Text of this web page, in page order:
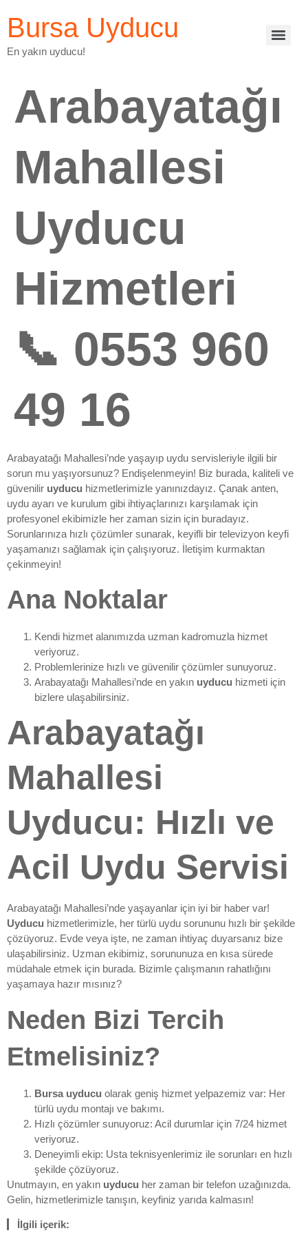
Bursa Uyducu
En yakın uyducu!
Arabayatağı
Mahallesi
Uyducu
Hizmetleri
📞 0553 960
49 16
Arabayatağı Mahallesi’nde yaşayıp uydu servisleriyle ilgili bir
sorun mu yaşıyorsunuz? Endişelenmeyin! Biz burada, kaliteli ve
güvenilir uyducu hizmetlerimizle yanınızdayız. Çanak anten,
uydu ayarı ve kurulum gibi ihtiyaçlarınızı karşılamak için
profesyonel ekibimizle her zaman sizin için buradayız.
Sorunlarınıza hızlı çözümler sunarak, keyifli bir televizyon keyfi
yaşamanızı sağlamak için çalışıyoruz. İletişim kurmaktan
çekinmeyin!
Ana Noktalar
Kendi hizmet alanımızda uzman kadromuzla hizmet
veriyoruz.
Problemlerinize hızlı ve güvenilir çözümler sunuyoruz.
Arabayatağı Mahallesi’nde en yakın uyducu hizmeti için
bizlere ulaşabilirsiniz.
Arabayatağı
Mahallesi
Uyducu: Hızlı ve
Acil Uydu Servisi
Arabayatağı Mahallesi’nde yaşayanlar için iyi bir haber var!
Uyducu hizmetlerimizle, her türlü uydu sorununu hızlı bir şekilde
çözüyoruz. Evde veya işte, ne zaman ihtiyaç duyarsanız bize
ulaşabilirsiniz. Uzman ekibimiz, sorununuza en kısa sürede
müdahale etmek için burada. Bizimle çalışmanın rahatlığını
yaşamaya hazır mısınız?
Neden Bizi Tercih
Etmelisiniz?
Bursa uyducu olarak geniş hizmet yelpazemiz var: Her
türlü uydu montajı ve bakımı.
Hızlı çözümler sunuyoruz: Acil durumlar için 7/24 hizmet
veriyoruz.
Deneyimli ekip: Usta teknisyenlerimiz ile sorunları en hızlı
şekilde çözüyoruz.
Unutmayın, en yakın uyducu her zaman bir telefon uzağınızda.
Gelin, hizmetlerimizle tanışın, keyfiniz yarıda kalmasın!
İlgili içerik: